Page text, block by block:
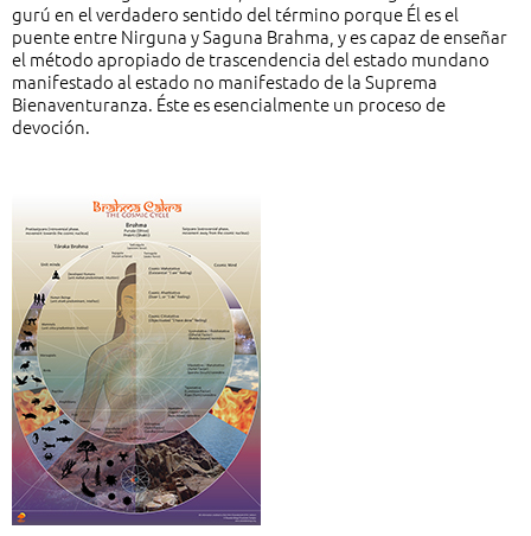
gurú en el verdadero sentido del término porque Él es el
puente entre Nirguna y Saguna Brahma, y es capaz de enseñar
el método apropiado de trascendencia del estado mundano
manifestado al estado no manifestado de la Suprema
Bienaventuranza. Éste es esencialmente un proceso de
devoción.